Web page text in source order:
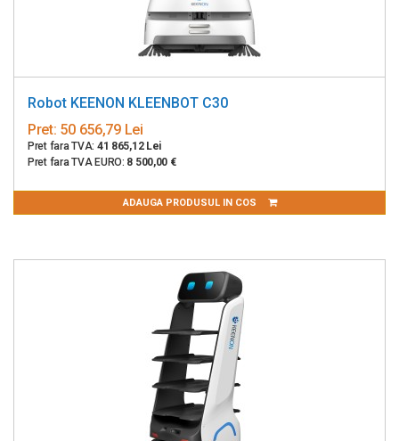
Robot KEENON KLEENBOT C30
Pret: 50 656,79 Lei
Pret fara TVA: 41 865,12 Lei
Pret fara TVA EURO: 8 500,00 €
ADAUGA PRODUSUL IN COS